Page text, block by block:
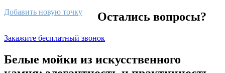
Добавить новую точку
Остались вопросы?
Закажите бесплатный звонок
Белые мойки из искусственного